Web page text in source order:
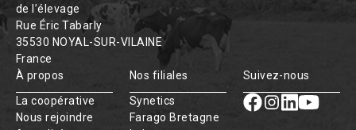
de l’élevage
Rue Éric Tabarly
35530 NOYAL-SUR-VILAINE
France
À propos
La coopérative
Nous rejoindre
Nos filiales
Synetics
Farago Bretagne
Suivez-nous